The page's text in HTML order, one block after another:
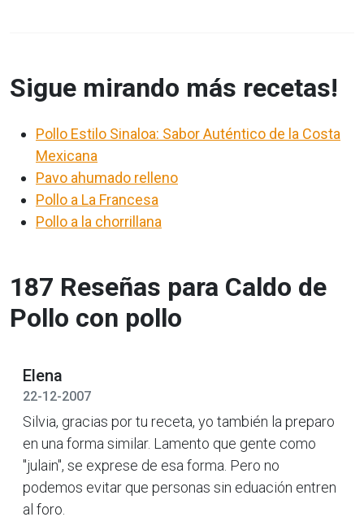
Sigue mirando más recetas!
Pollo Estilo Sinaloa: Sabor Auténtico de la Costa
Mexicana
Pavo ahumado relleno
Pollo a La Francesa
Pollo a la chorrillana
187 Reseñas para Caldo de
Pollo con pollo
Elena
22-12-2007
Silvia, gracias por tu receta, yo también la preparo
en una forma similar. Lamento que gente como
"julain", se exprese de esa forma. Pero no
podemos evitar que personas sin eduación entren
al foro.